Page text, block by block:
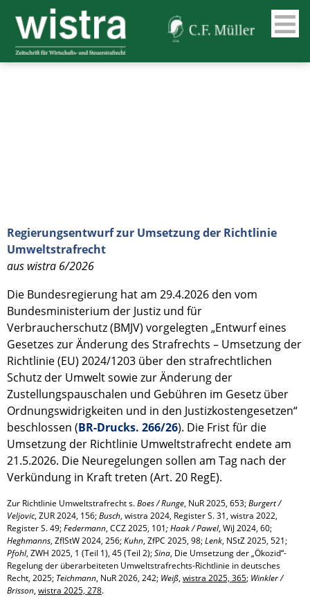
Regierungsentwurf zur Umsetzung der Richtlinie
Umweltstrafrecht
aus wistra 6/2026
Die Bundesregierung hat am 29.4.2026 den vom
Bundesministerium der Justiz und für
Verbraucherschutz (BMJV) vorgelegten „Entwurf eines
Gesetzes zur Änderung des Strafrechts – Umsetzung der
Richtlinie (EU) 2024/1203 über den strafrechtlichen
Schutz der Umwelt sowie zur Änderung der
Zustellungspauschalen und Gebühren im Gesetz über
Ordnungswidrigkeiten und in den Justizkostengesetzen“
beschlossen (BR-Drucks. 266/26). Die Frist für die
Umsetzung der Richtlinie Umweltstrafrecht endete am
21.5.2026. Die Neuregelungen sollen am Tag nach der
Verkündung in Kraft treten (Art. 20 RegE).
Zur Richtlinie Umweltstrafrecht s. Boes/Runge, NuR 2025, 653; Burgert/
Veljovic, ZUR 2024, 156; Busch, wistra 2024, Register S. 31, wistra 2022,
Register S. 49; Federmann, CCZ 2025, 101;Haak/Pawel
Heghmanns, ZfIStW 2024, 256; Kuhn, ZfPC 2025, 98; Lenk
Pfohl, ZWH 2025, 1 (Teil 1), 45 (Teil 2); Sina, Die Umsetzung der „Ökozid“-
Regelung der überarbeiteten Umweltstrafrechts-Richtlinie in deutsches
Recht, 2025; Teichmann, NuR 2026, 242; Weiß, wistra 2025, 365; Winkler/
Brisson, wistra 2025, 278.